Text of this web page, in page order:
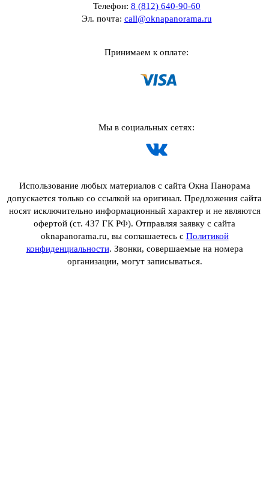
Телефон: 8 (812) 640-90-60
Эл. почта: call@oknapanorama.ru
Принимаем к оплате:
Мы в социальных сетях:
Использование любых материалов с сайта Окна Панорама
допускается только со ссылкой на оригинал. Предложения сайта
носят исключительно информационный характер и не являются
офертой (ст. 437 ГК РФ). Отправляя заявку с сайта
oknapanorama.ru, вы соглашаетесь с Политикой
конфиденциальности. Звонки, совершаемые на номера
организации, могут записываться.